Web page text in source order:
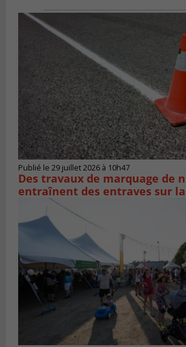
Publié le 29 juillet 2026 à 10h47
Des travaux de marquage de
entraînent des entraves sur la